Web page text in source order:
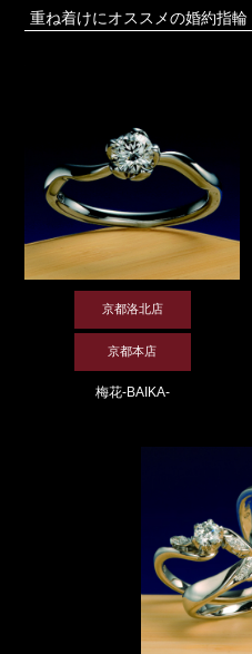
重ね着けにオススメの婚約指輪
京都洛北店
京都本店
梅花-BAIKA-